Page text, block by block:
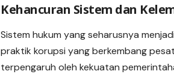
Kehancuran Sistem dan
Sistem hukum yang seharusnya
praktik korupsi yang berkembang
terpengaruh oleh kekuatan